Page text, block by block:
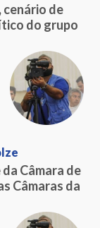
cenário de
do grupo
Câmara de
Câmaras da